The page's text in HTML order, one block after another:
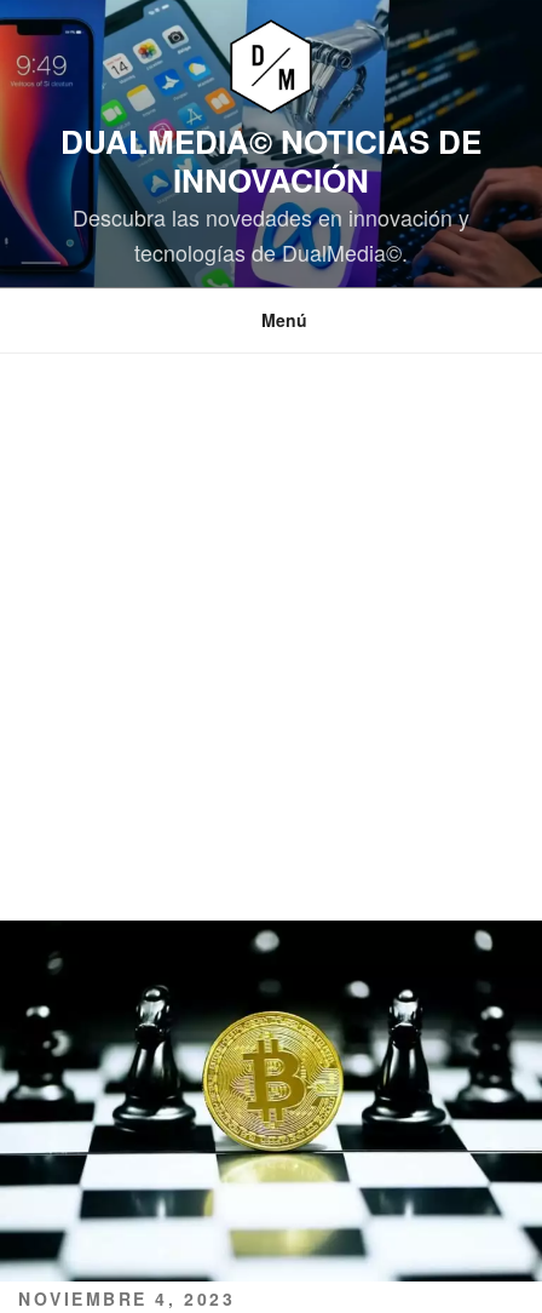
Saltar
contenido
DUALMEDIA© NOTICIAS DE
INNOVACIÓN
Descubra las novedades en innovación y
tecnologías de DualMedia©.
Menú
PUBLICADO
NOVIEMBRE 4, 2023